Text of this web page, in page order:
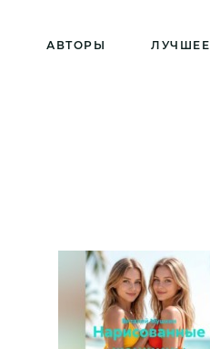
АВТОРЫ ЛУЧШЕЕ